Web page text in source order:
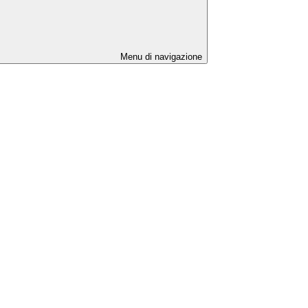
Menu di navigazione